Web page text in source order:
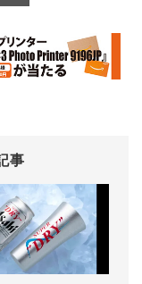
事